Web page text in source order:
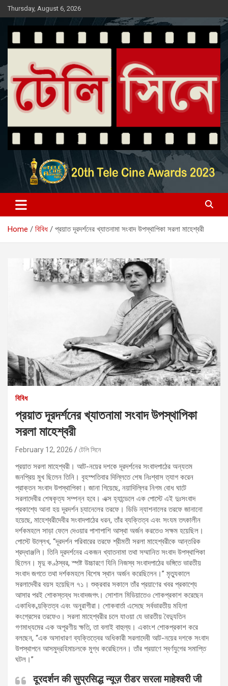
Skip
to
content
Thursday, August 6, 2026
টেলি সিনে
Entertainment News Portal
Home বিবিধ প্রয়াত দূরদর্শনের খ্যাতনামা সংবাদ উপস্থাপিকা সরলা মাহেশ্বরী
বিবিধ
প্রয়াত দূরদর্শনের খ্যাতনামা সংবাদ উপস্থাপিকা
সরলা মাহেশ্বরী
February 12, 2026 টেলি সিনে
প্রয়াত সরলা মাহেশ্বরী। আট-নয়ের দশকে দূরদর্শনের সংবাদপাঠের অন্যতম
জনপ্রিয় মুখ ছিলেন তিনি। বৃহস্পতিবার দিল্লিতে শেষ নিঃশ্বাস ত্যাগ করেন
প্রাক্তন সংবাদ উপস্থাপিকা। জানা গিয়েছে, নয়াদিল্লির নিগম বোধ ঘাটে
সরলাদেবীর শেষকৃত্য সম্পন্ন হবে। এক্স হ্যান্ডেলে এক পোস্টে এই দুঃসংবাদ
প্রকাশ্যে আনা হয় দূরদর্শন চ্যানেলের তরফে। ডিডি ন্যাশনালের তরফে জানানো
হয়েছে, মাহেশ্বরীদেবীর সংবাদপাঠের ধরন, তাঁর ব্যক্তিত্ব এবং সংযম তৎকালীন
দর্শকমহলে সাড়া ফেলে দেওয়ার পাশাপাশি আস্থা অর্জন করতেও সক্ষম হয়েছিল।
পোস্টে উল্লেখ, “দূরদর্শন পরিবারের তরফে শ্রীমতী সরলা মাহেশ্বরীকে আন্তরিক
শ্রদ্ধাঞ্জলি। তিনি দূরদর্শনের একজন খ্যাতনামা তথা সম্মানিত সংবাদ উপস্থাপিকা
ছিলেন। মৃদু কণ্ঠস্বর, স্পষ্ট উচ্চারণে যিনি নিজস্ব সংবাদপাঠের ভঙ্গিতে ভারতীয়
সংবাদ জগতে তথা দর্শকমহলে বিশেষ স্থান অর্জন করেছিলেন।” মৃত্যুকালে
সরলাদেবীর বয়স হয়েছিল ৭১। শুক্রবার সকালে তাঁর প্রয়াণের খবর প্রকাশ্যে
আসার পরই শোকস্তব্ধ সংবাদজগৎ। সোশাল মিডিয়াতেও শোকপ্রকাশ করেছেন
একাধিক ব্য়ক্তিত্ব এবং অনুরাগীরা। শোকবার্তা এসেছে সর্বভারতীয় মহিলা
কংগ্রেসের তরফেও। সরলা মাহেশ্বরীর চলে যাওয়া যে ভারতীয় বৈদ্যুতিন
গণমাধ্যমের এক অপূরণীয় ক্ষতি, তা বলাই বাহুল্য। একাংশ শোকপ্রকাশ করে
বলছেন, “এক অসাধারণ ব্যক্তিত্বের অধিকারী সরলাদেবী আট-নয়ের দশকে সংবাদ
উপস্থাপনে আসমুদ্রহিমাচলকে মুগ্ধ করেছিলেন। তাঁর প্রয়াণে স্বর্ণযুগের সমাপ্তি
ঘটল।”
दूरदर्शन की सुप्रसिद्ध न्यूज़ रीडर सरला माहेश्वरी जी